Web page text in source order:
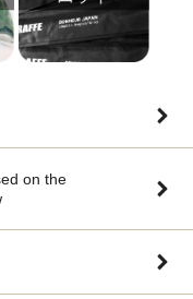
on the